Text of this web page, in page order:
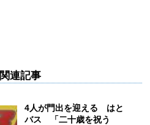
関連記事
4人が門出を迎える はと
バス 「二十歳を祝う